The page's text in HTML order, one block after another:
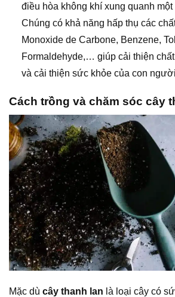
điều hòa không khí xung quanh
Chúng có khả năng hấp thụ các
Monoxide de Carbone, Benzene,
Formaldehyde,… giúp cải thiện
và cải thiện sức khỏe của con
Cách trồng và chăm sóc cây
Mặc dù cây thanh lan là loại cây có